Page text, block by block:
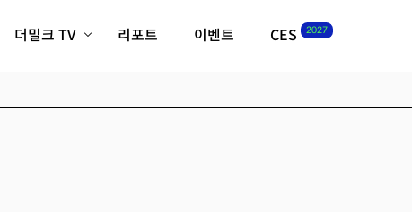
더밀크 TV 리포트 이벤트 CES 2027